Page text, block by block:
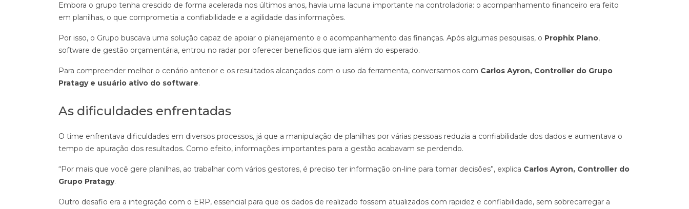
Embora o grupo tenha crescido de forma acelerada nos últimos anos, havia uma lacuna importante na controladoria: o acompanhamento financeiro era feito
em planilhas, o que comprometia a confiabilidade e a agilidade das informações.
Por isso, o Grupo buscava uma solução capaz de apoiar o planejamento e o acompanhamento das finanças. Após algumas pesquisas, o Prophix Plano,
software de gestão orçamentária, entrou no radar por oferecer benefícios que iam além do esperado.
Para compreender melhor o cenário anterior e os resultados alcançados com o uso da ferramenta, conversamos com Carlos Ayron, Controller do Grupo
Pratagy e usuário ativo do software.
As dificuldades enfrentadas
O time enfrentava dificuldades em diversos processos, já que a manipulação de planilhas por várias pessoas reduzia a confiabilidade dos dados e aumentava o
tempo de apuração dos resultados. Como efeito, informações importantes para a gestão acabavam se perdendo.
“Por mais que você gere planilhas, ao trabalhar com vários gestores, é preciso ter informação on-line para tomar decisões”, explica Carlos Ayron, Controller do
Grupo Pratagy.
Outro desafio era a integração com o ERP, essencial para que os dados de realizado fossem atualizados com rapidez e confiabilidade, sem sobrecarregar a